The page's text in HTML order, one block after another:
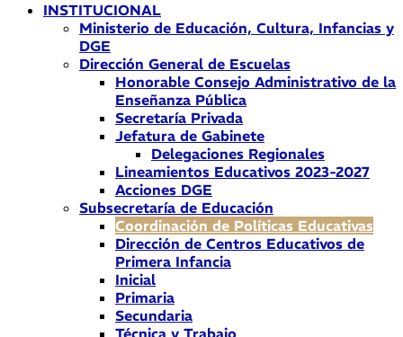
INSTITUCIONAL
Ministerio de Educación, Cultura, Infancias y
DGE
Dirección General de Escuelas
Honorable Consejo Administrativo de la
Enseñanza Pública
Secretaría Privada
Jefatura de Gabinete
Delegaciones Regionales
Lineamientos Educativos 2023-2027
Acciones DGE
Subsecretaría de Educación
Coordinación de Políticas Educativas
Dirección de Centros Educativos de
Primera Infancia
Inicial
Primaria
Secundaria
Técnica y Trabajo